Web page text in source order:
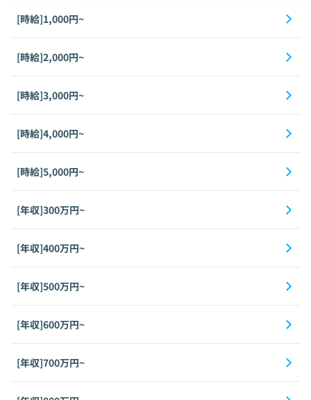
[時給]1,000円~
[時給]2,000円~
[時給]3,000円~
[時給]4,000円~
[時給]5,000円~
[年収]300万円~
[年収]400万円~
[年収]500万円~
[年収]600万円~
[年収]700万円~